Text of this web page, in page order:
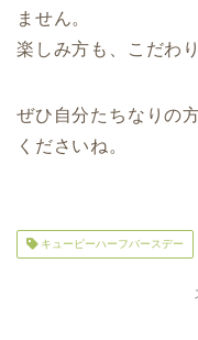
ません。
楽しみ方も、こだわ
ぜひ自分たちなりの
くださいね。
キューピーハーフバースデー